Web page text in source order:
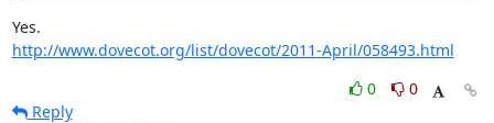
http://www.dovecot.org/list/dovecot/2011-April/058493.html
0
0
Reply